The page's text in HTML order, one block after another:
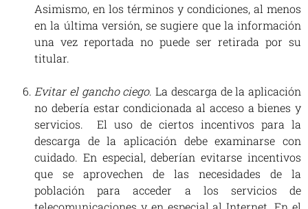
Asimismo, en los términos y condiciones, al menos
en la última versión, se sugiere que la información
una vez reportada no puede ser retirada por su
titular.
Evitar el gancho ciego. La descarga de la aplicación
no debería estar condicionada al acceso a bienes y
servicios. El uso de ciertos incentivos para la
descarga de la aplicación debe examinarse con
cuidado. En especial, deberían evitarse incentivos
que se aprovechen de las necesidades de la
población para acceder a los servicios de